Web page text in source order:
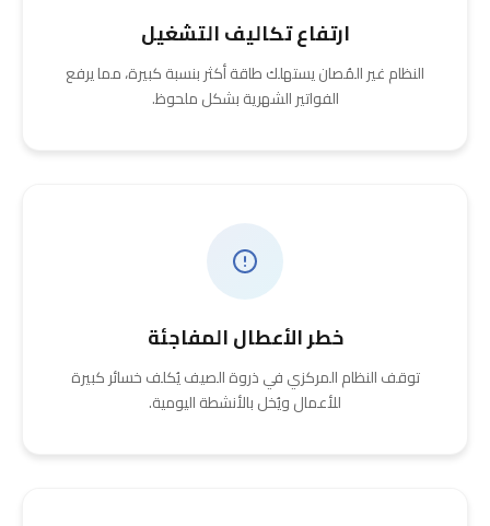
ارتفاع تكاليف التشغيل
النظام غير المُصان يستهلك طاقة أكثر بنسبة كبيرة، مما يرفع
الفواتير الشهرية بشكل ملحوظ.
خطر الأعطال المفاجئة
توقف النظام المركزي في ذروة الصيف يُكلف خسائر كبيرة
للأعمال ويُخل بالأنشطة اليومية.